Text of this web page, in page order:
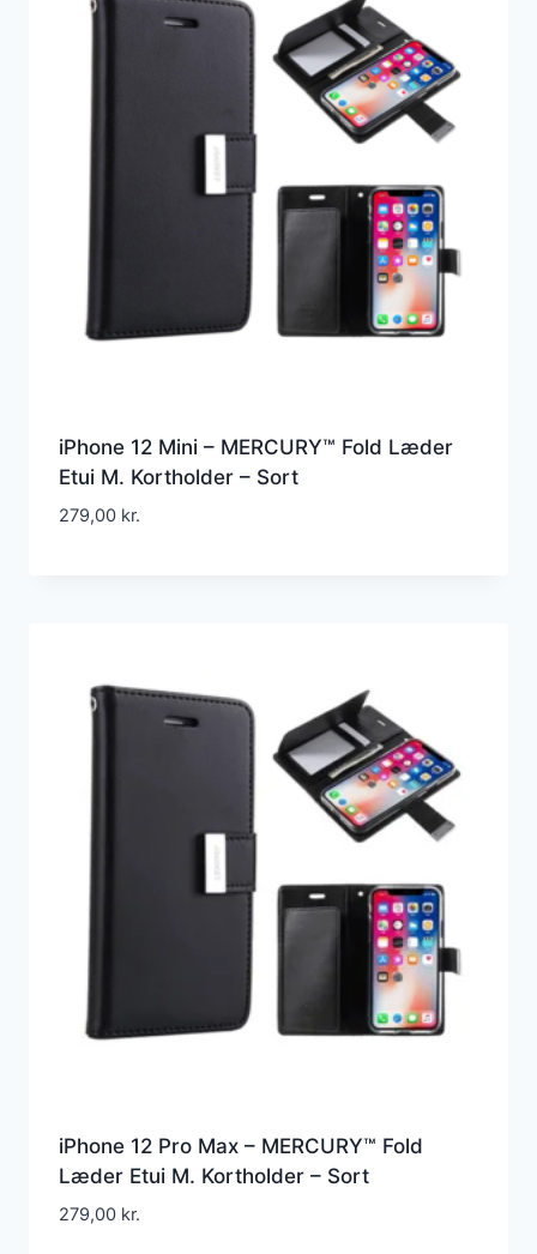
iPhone 12 Mini – MERCURY™ Fold Læder
Etui M. Kortholder – Sort
279,00 kr.
iPhone 12 Pro Max – MERCURY™ Fold
Læder Etui M. Kortholder – Sort
279,00 kr.